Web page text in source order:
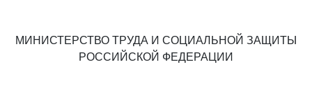
МИНИСТЕРСТВО ТРУДА И СОЦИАЛЬНОЙ ЗАЩИТЫ
РОССИЙСКОЙ ФЕДЕРАЦИИ